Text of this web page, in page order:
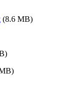
(8.6 MB)